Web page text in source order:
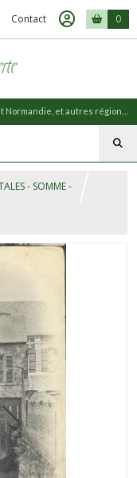
Contact 0
- SOMME -